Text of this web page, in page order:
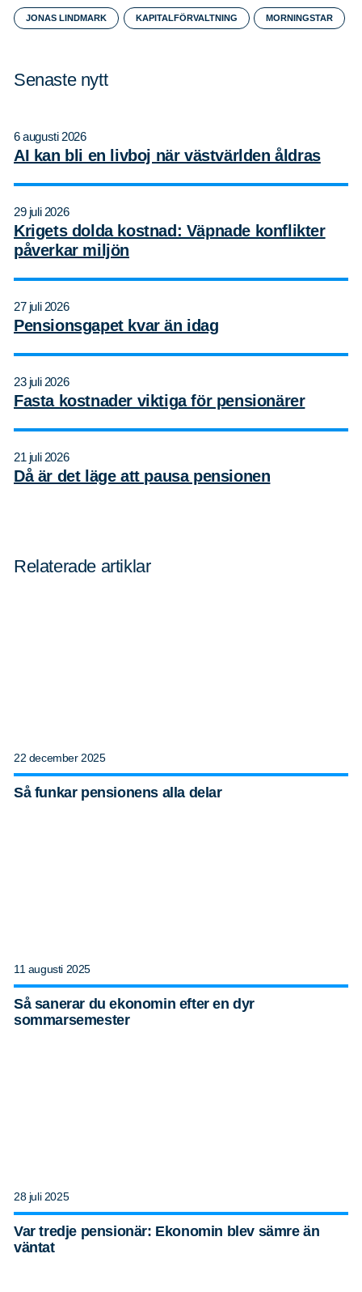
JONAS LINDMARK KAPITALFÖRVALTNING MORNINGSTAR
Senaste nytt
6 augusti 2026
AI kan bli en livboj när västvärlden åldras
29 juli 2026
Krigets dolda kostnad: Väpnade konflikter
påverkar miljön
27 juli 2026
Pensionsgapet kvar än idag
23 juli 2026
Fasta kostnader viktiga för pensionärer
21 juli 2026
Då är det läge att pausa pensionen
Relaterade artiklar
22 december 2025
Så funkar pensionens alla delar
11 augusti 2025
Så sanerar du ekonomin efter en dyr
sommarsemester
28 juli 2025
Var tredje pensionär: Ekonomin blev sämre än
väntat
Sök på sidan:Sök